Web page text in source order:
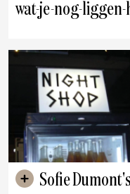
wat-je-nog-